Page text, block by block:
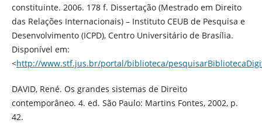
constituinte. 2006. 178 f. Dissertação (Mestrado em Direito
das Relações Internacionais) – Instituto CEUB de Pesquisa e
Desenvolvimento (ICPD), Centro Universitário de Brasília.
Disponível em:
<http://www.stf.jus.br/portal/biblioteca/
DAVID, René. Os grandes sistemas de Direito
contemporâneo. 4. ed. São Paulo: Martins Fontes, 2002, p.
42.